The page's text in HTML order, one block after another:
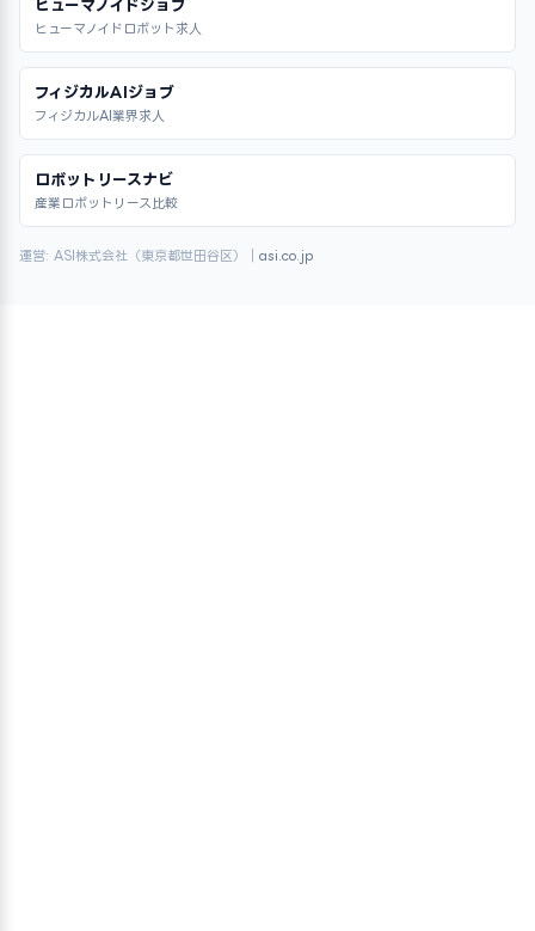
ヒューマノイドジョブ
ヒューマノイドロボット求人
フィジカルAIジョブ
フィジカルAI業界求人
ロボットリースナビ
産業ロボットリース比較
運営: ASI株式会社（東京都世田谷区）｜ asi.co.jp